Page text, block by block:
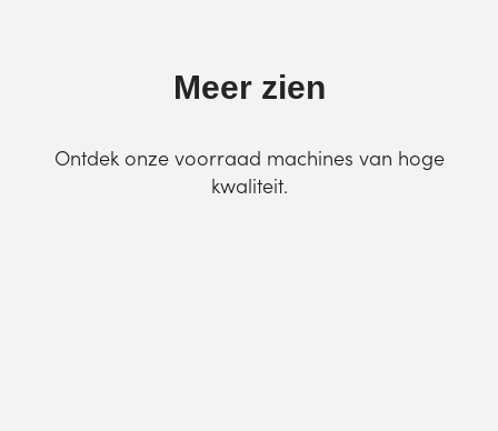
Meer zien
Ontdek onze voorraad machines van hoge
kwaliteit.